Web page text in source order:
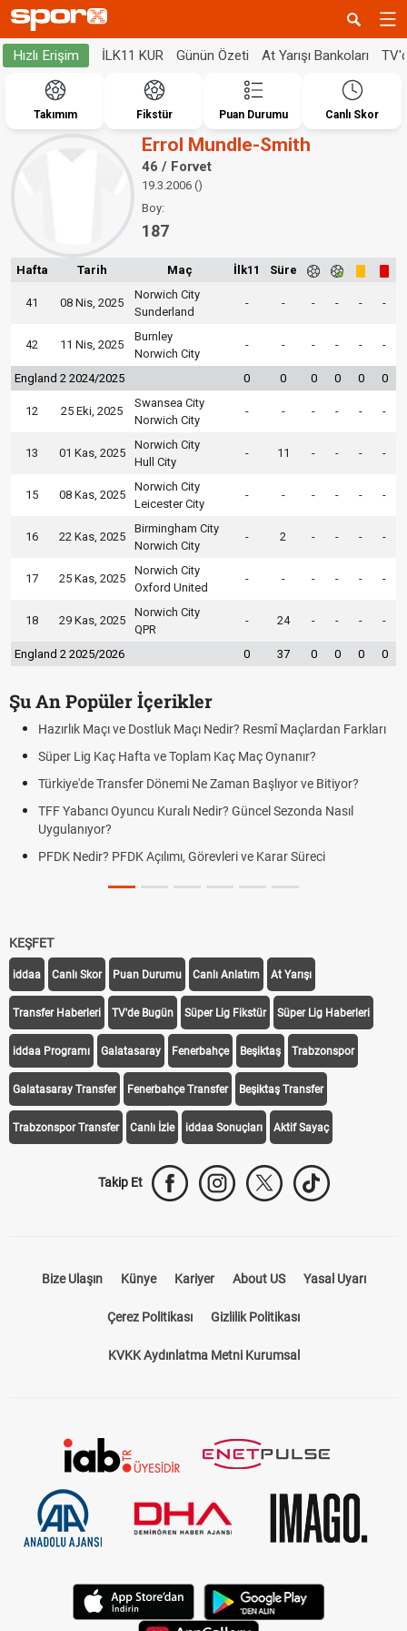
Hızlı Erişim İLK11 KUR Günün Özeti At Yarışı Bankoları
Takımım Fikstür Puan Durumu Canlı Skor
Errol Mundle-Smith
46 / Forvet
19.3.2006 ()
Boy:
187
Hafta Tarih Maç İlk11 Süre
41 08 Nis, 2025
Norwich City
Sunderland
- - - - - -
42 11 Nis, 2025
Burnley
Norwich City
- - - - - -
England 2 2024/2025 0 0 0 0 0 0
12 25 Eki, 2025
Swansea City
Norwich City
- - - - - -
13 01 Kas, 2025
Norwich City
Hull City
- 11 - - - -
15 08 Kas, 2025
Norwich City
Leicester City
- - - - - -
16 22 Kas, 2025
Birmingham City
Norwich City
- 2 - - - -
17 25 Kas, 2025
Norwich City
Oxford United
- - - - - -
18 29 Kas, 2025
Norwich City
QPR
- 24 - - - -
England 2 2025/2026 0 37 0 0 0 0
Şu An Popüler İçerikler
Hazırlık Maçı ve Dostluk Maçı Nedir? Resmî Maçlardan Farkları
Süper Lig Kaç Hafta ve Toplam Kaç Maç Oynanır?
Türkiye'de Transfer Dönemi Ne Zaman Başlıyor ve Bitiyor?
TFF Yabancı Oyuncu Kuralı Nedir? Güncel Sezonda Nasıl
Uygulanıyor?
PFDK Nedir? PFDK Açılımı, Görevleri ve Karar Süreci
KEŞFET
iddaa Canlı Skor Puan Durumu Canlı Anlatım At Yarışı
Transfer Haberleri TV'de Bugün Süper Lig Fikstür Süper Lig Haberleri
iddaa Programı Galatasaray Fenerbahçe Beşiktaş Trabzonspor
Galatasaray Transfer Fenerbahçe Transfer Beşiktaş Transfer
Trabzonspor Transfer Canlı İzle iddaa Sonuçları Aktif Sayaç
Takip Et
Bize Ulaşın Künye Kariyer About US Yasal Uyarı
Çerez Politikası Gizlilik Politikası
KVKK Aydınlatma Metni Kurumsal